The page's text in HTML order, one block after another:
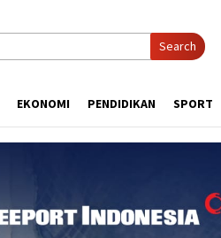
Search
EKONOMI PENDIDIKAN SPORT